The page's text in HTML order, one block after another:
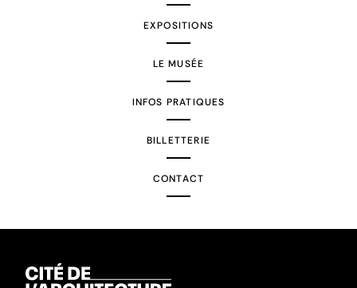
EXPOSITIONS
LE MUSÉE
INFOS PRATIQUES
BILLETTERIE
CONTACT